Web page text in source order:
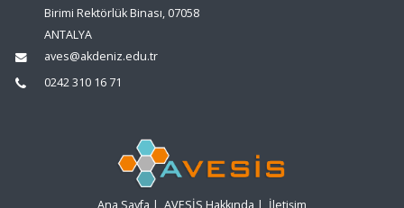
Birimi Rektörlük Binası, 07058
ANTALYA
aves@akdeniz.edu.tr
0242 310 16 71
Ana Sayfa | AVESİS Hakkında | İletişim